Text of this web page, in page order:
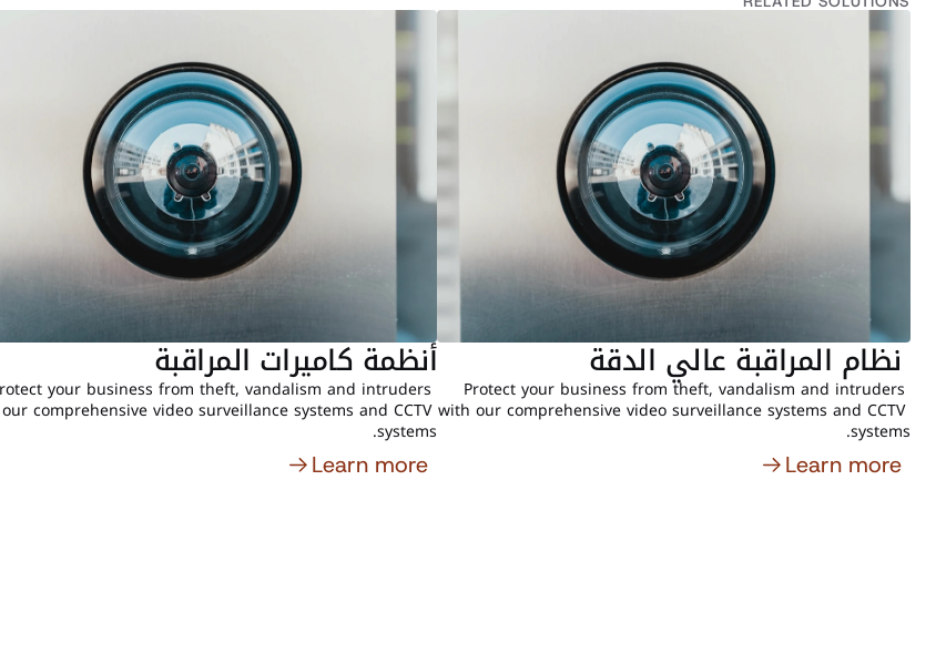
نظام المراقبة عالي الدقة
Protect your business from theft, vandalism and intruders
with our comprehensive video surveillance systems and CCTV
systems.
Learn more
أنظمة كاميرات المراقبة
your business from theft, vandalism and intruders
comprehensive video surveillance systems and CCTV
systems.
Learn more